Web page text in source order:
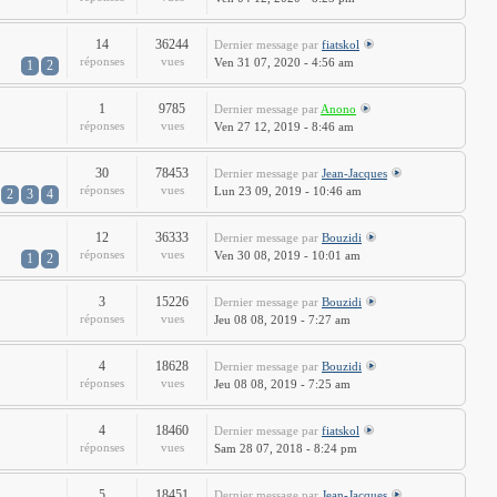
1 2
14
réponses
36244
vues
Dernier message par fiatskol
Ven 31 07, 2020 - 4:56 am
1
réponses
9785
vues
Dernier message par Anono
Ven 27 12, 2019 - 8:46 am
2 3 4
30
réponses
78453
vues
Dernier message par Jean-Jacques
Lun 23 09, 2019 - 10:46 am
1 2
12
réponses
36333
vues
Dernier message par Bouzidi
Ven 30 08, 2019 - 10:01 am
3
réponses
15226
vues
Dernier message par Bouzidi
Jeu 08 08, 2019 - 7:27 am
4
réponses
18628
vues
Dernier message par Bouzidi
Jeu 08 08, 2019 - 7:25 am
4
réponses
18460
vues
Dernier message par fiatskol
Sam 28 07, 2018 - 8:24 pm